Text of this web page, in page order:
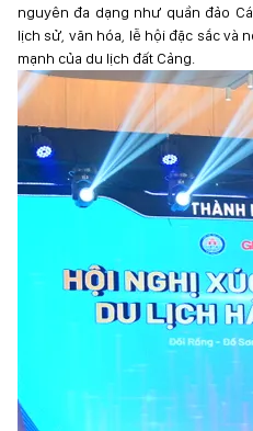
nguyên đa dạng như quần đảo
lịch sử, văn hóa, lễ hội đặc sắc và
mạnh của du lịch đất Cảng.